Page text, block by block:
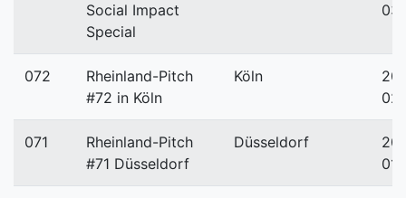
Social Impact
Special
072
Rheinland-Pitch
#72 in Köln
Köln
071
Rheinland-Pitch
#71 Düsseldorf
Düsseldorf